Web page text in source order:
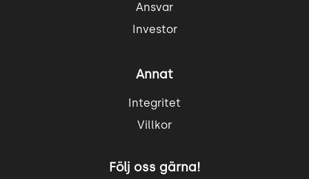
Ansvar
Investor
Annat
Integritet
Villkor
Följ oss gärna!